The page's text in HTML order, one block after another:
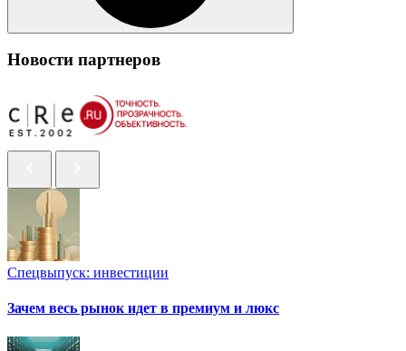
Новости партнеров
Спецвыпуск: инвестиции
Зачем весь рынок идет в премиум и люкс